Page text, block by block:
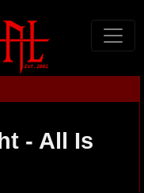
- All Is